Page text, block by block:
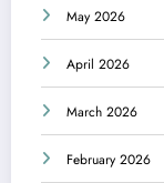
May 2026
April 2026
March 2026
February 2026